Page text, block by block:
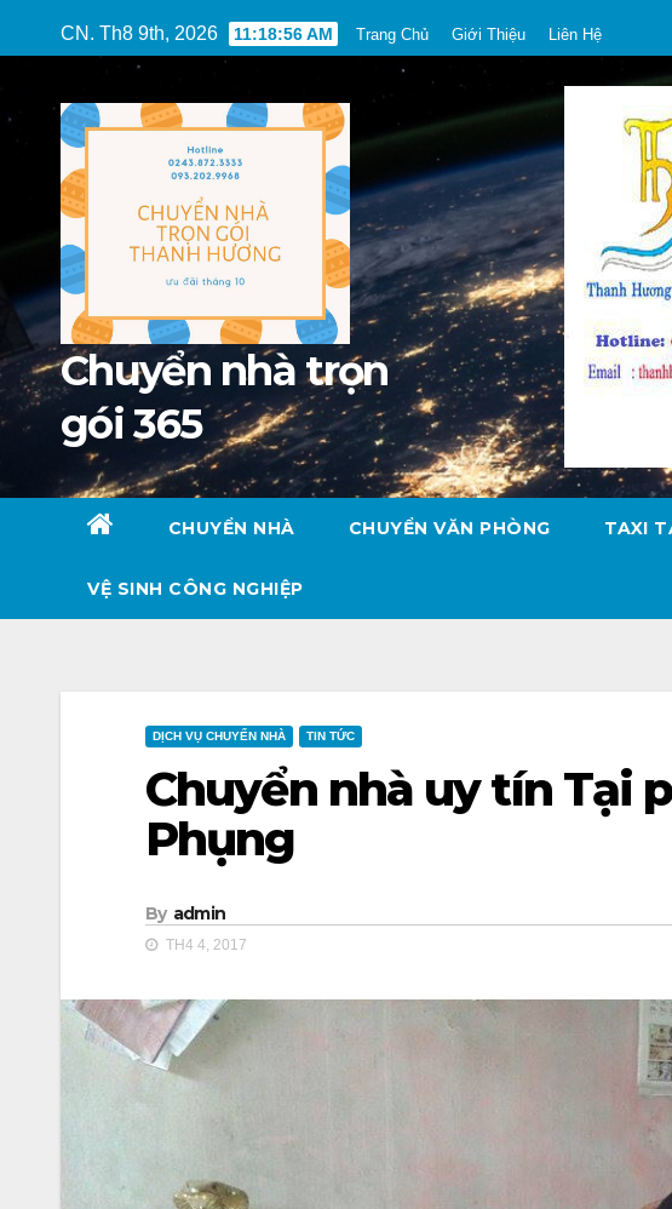
to
CN. Th8 9th, 2026 11:18:58 AM Trang Chủ Giới Thiệu Liên Hệ
Chuyển nhà trọn
gói 365
CHUYỂN NHÀ CHUYỂN VĂN PHÒNG TAXI
VỆ SINH CÔNG NGHIỆP
DỊCH VỤ CHUYỂN NHÀ TIN TỨC
Chuyển nhà uy tín Tại
Phụng
By admin
TH4 4, 2017